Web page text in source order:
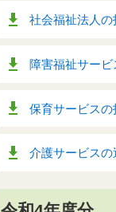
社会福祉法人の
障害福祉サービ
保育サービスの
介護サービスの